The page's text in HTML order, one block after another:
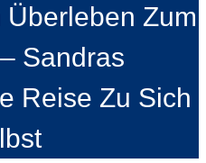
Zum
Sandras
Reise Zu Sich